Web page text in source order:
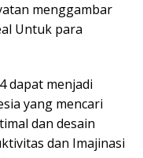
menggambar
Untuk para
dapat menjadi
yang mencari
dan desain
dan Imajinasi